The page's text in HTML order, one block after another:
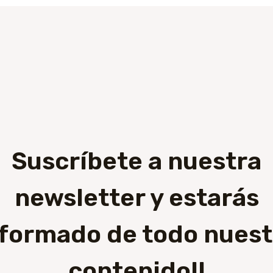
Suscríbete a nuestra
newsletter y estarás
de todo